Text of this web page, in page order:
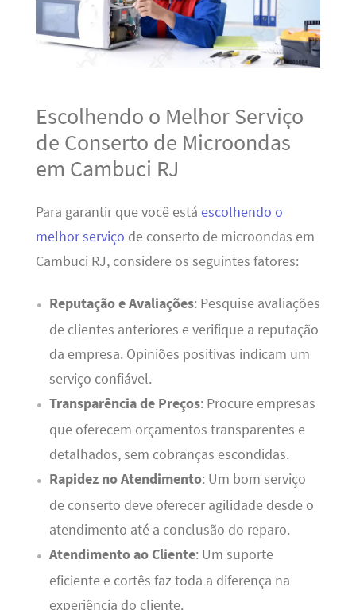
Escolhendo o Melhor Serviço
de Conserto de Microondas
em Cambuci RJ
Para garantir que você está escolhendo o
melhor serviço de conserto de microondas em
Cambuci RJ, considere os seguintes fatores:
Reputação e Avaliações: Pesquise avaliações
de clientes anteriores e verifique a reputação
da empresa. Opiniões positivas indicam um
serviço confiável.
Transparência de Preços: Procure empresas
que oferecem orçamentos transparentes e
detalhados, sem cobranças escondidas.
Rapidez no Atendimento: Um bom serviço
de conserto deve oferecer agilidade desde o
atendimento até a conclusão do reparo.
Atendimento ao Cliente: Um suporte
eficiente e cortês faz toda a diferença na
experiência do cliente.